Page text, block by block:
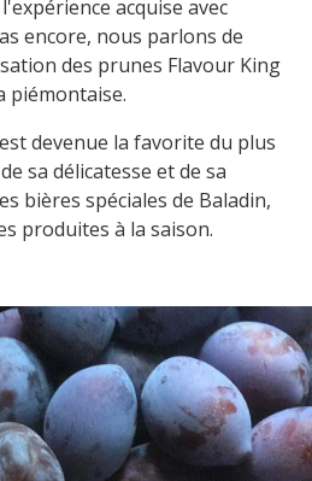
acquise avec
encore, nous parlons de
des prunes Flavour King
piémontaise.
devenue la favorite du plus
sa délicatesse et de sa
bières spéciales de Baladin,
produites à la saison.